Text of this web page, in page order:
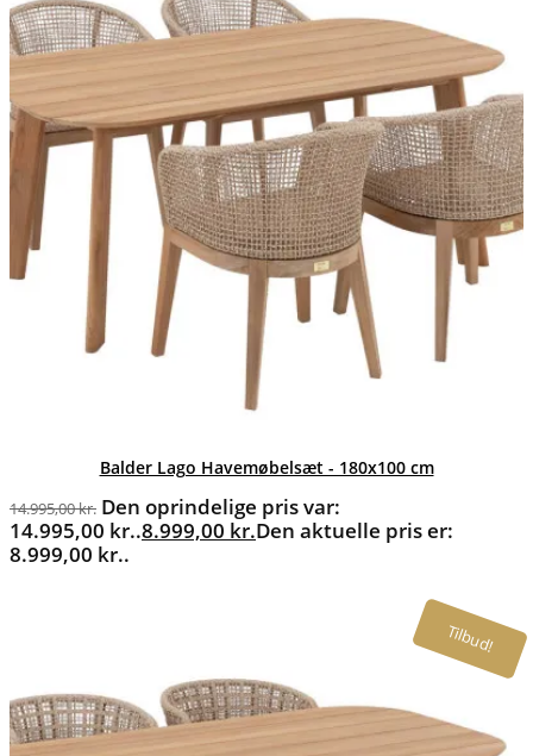
Balder Lago Havemøbelsæt - 180x100 cm
14.995,00kr. Den oprindelige pris var:
14.995,00 kr..8.999,00 kr.Den aktuelle pris er:
8.999,00 kr..
Tilbud!